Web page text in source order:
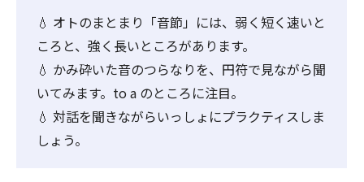
💧 オトのまとまり「音節」には、弱く短く速いと
ころと、強く長いところがあります。
💧 かみ砕いた音のつらなりを、円符で見ながら聞
いてみます。to a のところに注目。
💧 対話を聞きながらいっしょにプラクティスしま
しょう。